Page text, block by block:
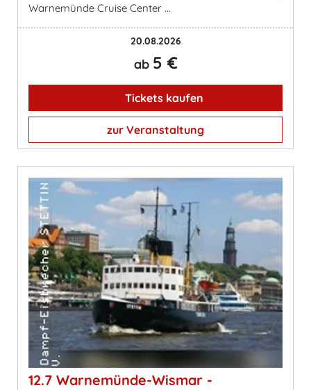
Warnemünde Cruise Center ...
20.08.2026
ab 5 €
Tickets kaufen
zur Veranstaltung
12.7 Warnemünde-Wismar -